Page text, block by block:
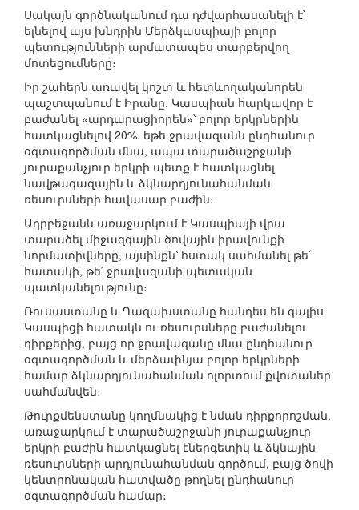
Սակայն գործնականում դա դժվարհասանելի է՝
ելնելով այս խնդրին Մերձկասպիայի բոլոր
պետությունների արմատապես տարբերվող
մոտեցումները։
Իր շահերն առավել կոշտ և հետևողականորեն
պաշտպանում է Իրանը. Կասպիան հարկավոր է
բաժանել «արդարացիորեն»՝ բոլոր երկրներին
հատկացնելով 20%. եթե ջրավազանն ընդհանուր
օգտագործման մնա, ապա տարածաշրջանի
յուրաքանչյուր երկրի պետք է հատկացնել
նավթագազային և ձկնարդյունահանման
ռեսուրսների հավասար բաժին։
Ադրբեջանն առաջարկում է Կասպիայի վրա
տարածել միջազգային ծովային իրավունքի
նորմատիվները, այսինքն՝ հստակ սահմանել թե՛
հատակի, թե՛ ջրավազանի պետական
պատկանելությունը։
Ռուսաստանը և Ղազախստանը հանդես են գալիս
Կասպիցի հատակն ու ռեսուրսները բաժանելու
դիրքերից, բայց որ ջրավազանը մնա ընդհանուր
օգտագործման և մերձափնյա բոլոր երկրների
համար ձկնարդյունահանման ոլորտում քվոտաներ
սահմանվեն։
Թուրքմենստանը կողմնակից է նման դիրքորոշման.
առաջարկում է տարածաշրջանի յուրաքանչյուր
երկրի բաժին հատկացնել էներգետիկ և ձկնային
ռեսուրսների արդյունահանման գործում, բայց ծովի
կենտրոնական հատվածը թողնել ընդհանուր
օգտագործման համար։